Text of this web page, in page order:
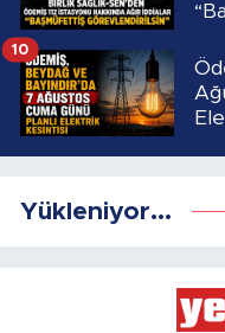
10
Yükleniyor...